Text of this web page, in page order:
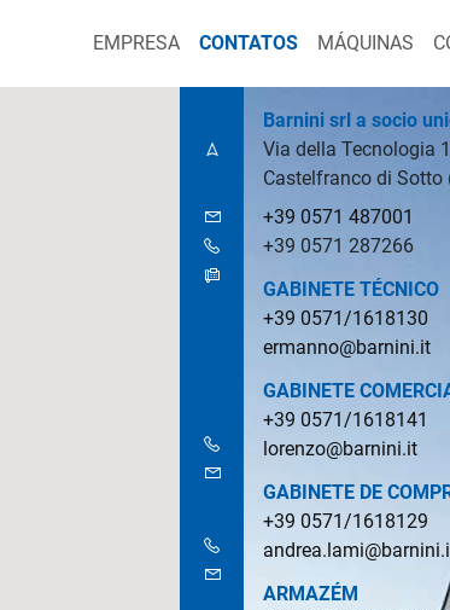
EMPRESA CONTATOS MÁQUINAS
Barnini srl a socio
Via della Tecnologia
Castelfranco di Sotto
+39 0571 487001
+39 0571 287266
GABINETE TÉCNICO
+39 0571/1618130
ermanno@barnini.it
GABINETE
+39 0571/1618141
lorenzo@barnini.it
GABINETE DE
+39 0571/1618129
ARMAZÉM